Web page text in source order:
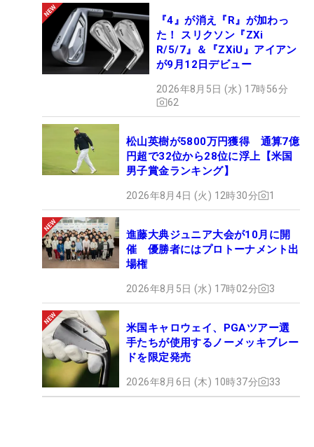
『4』が消え『R』が加わっ
た！ スリクソン『ZXi
R/5/7』＆『ZXiU』アイアン
が9月12日デビュー
2026年8月5日 (水) 17時56分
62
松山英樹が5800万円獲得 通算7億
円超で32位から28位に浮上【米国
男子賞金ランキング】
2026年8月4日 (火) 12時30分 1
進藤大典ジュニア大会が10月に開
催 優勝者にはプロトーナメント出
場権
2026年8月5日 (水) 17時02分 3
米国キャロウェイ、PGAツアー選
手たちが使用するノーメッキブレー
ドを限定発売
2026年8月6日 (木) 10時37分 33